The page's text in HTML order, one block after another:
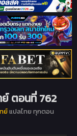
ย์ ตอนที่ 762
ย์แปลไทย ทุกตอน